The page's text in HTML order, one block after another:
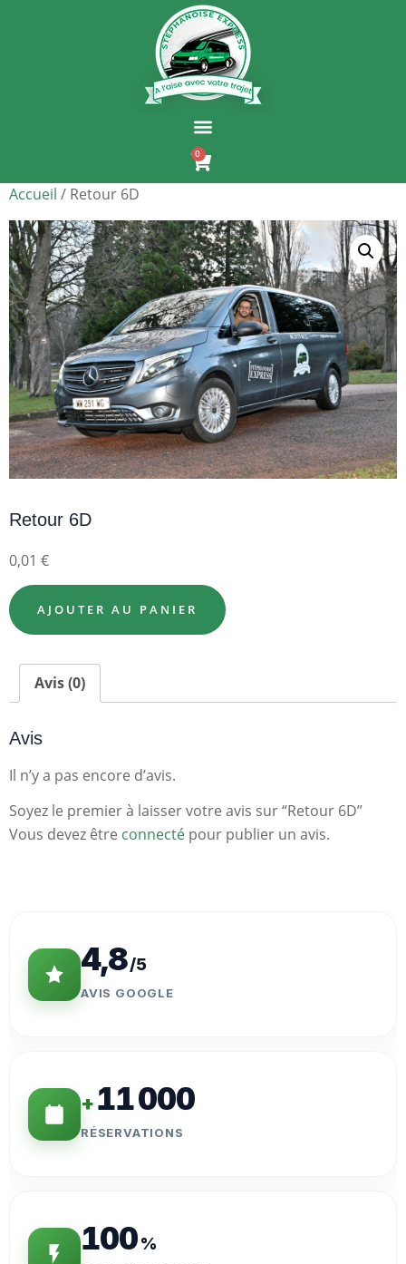
0
Accueil / Retour 6D
Retour 6D
0,01 €
AJOUTER AU PANIER
Avis (0)
Avis
Il n’y a pas encore d’avis.
Soyez le premier à laisser votre avis sur “Retour 6D”
Vous devez être connecté pour publier un avis.
4,8/5
AVIS GOOGLE
+11 000
RÉSERVATIONS
100%